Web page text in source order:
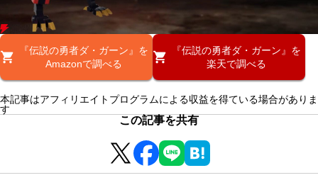
『伝説の勇者ダ・ガーン』を
Amazonで調べる
『伝説の勇者ダ・ガーン』を
楽天で調べる
本記事はアフィリエイトプログラムによる収益を得ている場合がありま
す
この記事を共有